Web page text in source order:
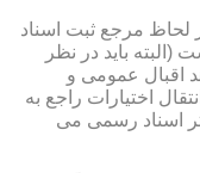
از لحاظ مرجع ثبت اسناد
(البته باید در نظر
نزدیك شدن به سال ۱۳۱۶ شاهد اقبال عمومی و
اختیارات راجع به
اسناد رسمی می